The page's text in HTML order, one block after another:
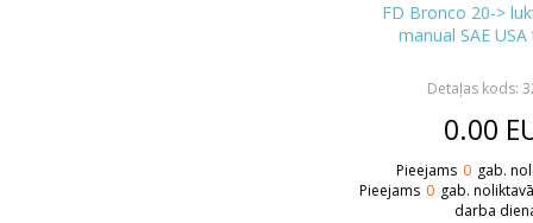
FD Bronco 20->
manual SAE
Detaļas kods:
0.00
Pieejams 0 gab.
Pieejams 0 gab.
darba